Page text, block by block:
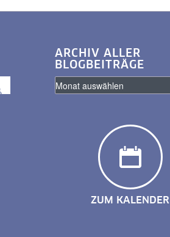
ARCHIV ALLER
BLOGBEITRÄGE
ZUM KALENDER